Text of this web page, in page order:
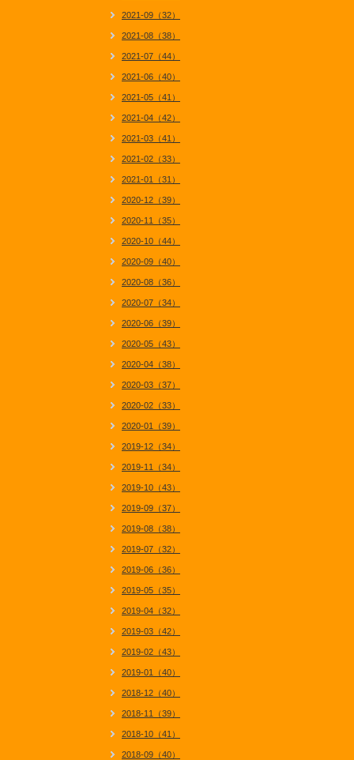
2021-09（32）
2021-08（38）
2021-07（44）
2021-06（40）
2021-05（41）
2021-04（42）
2021-03（41）
2021-02（33）
2021-01（31）
2020-12（39）
2020-11（35）
2020-10（44）
2020-09（40）
2020-08（36）
2020-07（34）
2020-06（39）
2020-05（43）
2020-04（38）
2020-03（37）
2020-02（33）
2020-01（39）
2019-12（34）
2019-11（34）
2019-10（43）
2019-09（37）
2019-08（38）
2019-07（32）
2019-06（36）
2019-05（35）
2019-04（32）
2019-03（42）
2019-02（43）
2019-01（40）
2018-12（40）
2018-11（39）
2018-10（41）
2018-09（40）